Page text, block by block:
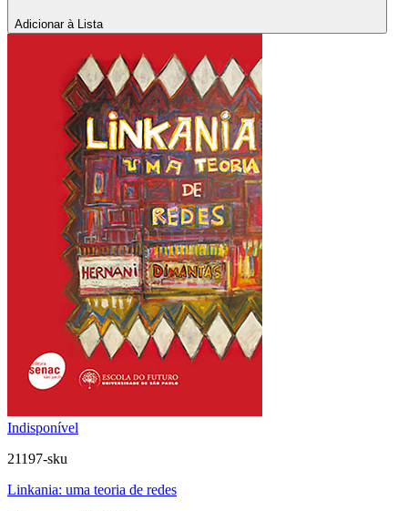
Adicionar à Lista
Indisponível
21197-sku
Linkania: uma teoria de redes